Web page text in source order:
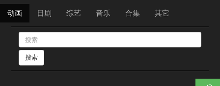
动画 日剧 综艺 音乐 合集 其它
搜索